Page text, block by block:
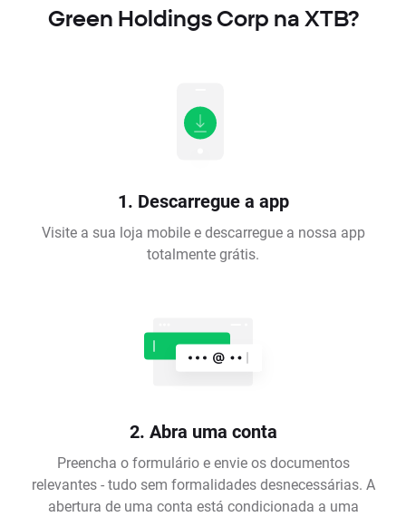
Green Holdings Corp na XTB?
1. Descarregue a app
Visite a sua loja mobile e descarregue a nossa app
totalmente grátis.
2. Abra uma conta
Preencha o formulário e envie os documentos
relevantes - tudo sem formalidades desnecessárias. A
abertura de uma conta está condicionada a uma